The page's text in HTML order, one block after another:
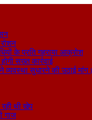
के प्रति गहराया आक्रोश
सख्त कार्रवाई
व्यवस्था सुधारने की उठाई मांग।
रही थी खेप
गाज